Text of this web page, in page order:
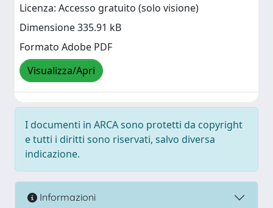
Licenza: Accesso gratuito (solo visione)
Dimensione 335.91 kB
Formato Adobe PDF
Visualizza/Apri
I documenti in ARCA sono protetti da copyright
e tutti i diritti sono riservati, salvo diversa
indicazione.
Informazioni